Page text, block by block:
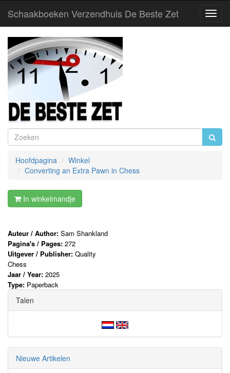
Schaakboeken Verzendhuis De Beste Zet
Hoofdpagina
Winkel
Converting an Extra Pawn in Chess
In winkelmandje
Auteur / Author: Sam Shankland
Pagina's / Pages: 272
Uitgever / Publisher: Quality
Chess
Jaar / Year: 2025
Type: Paperback
Talen
Nieuwe Artikelen